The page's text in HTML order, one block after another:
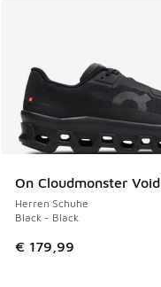
On Cloudmonster Void
Herren Schuhe
Black - Black
€ 179,99